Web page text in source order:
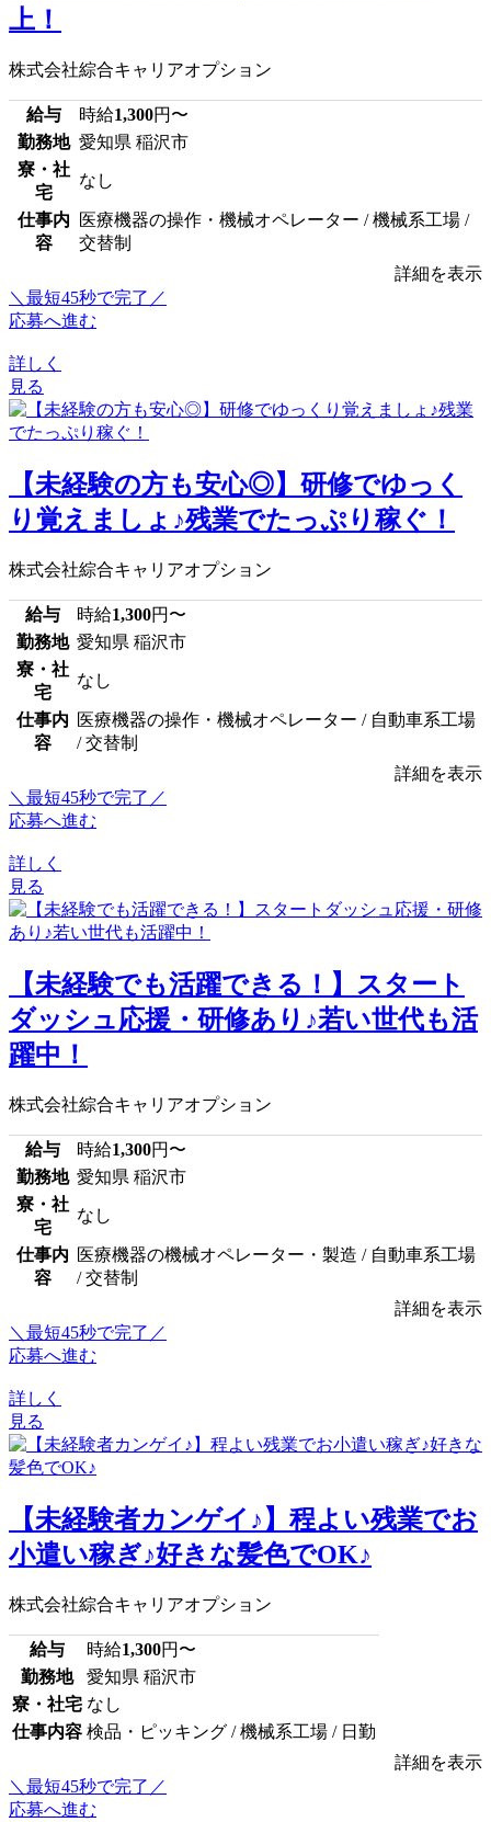
上！
株式会社綜合キャリアオプション
給与 時給1,300円〜
勤務地 愛知県 稲沢市
寮・社
宅
なし
仕事内
容
医療機器の操作・機械オペレーター / 機械系工場 /
交替制
詳細を表示
＼最短45秒で完了／
応募へ進む
詳しく
見る
【未経験の方も安心◎】研修でゆっく
り覚えましょ♪残業でたっぷり稼ぐ！
株式会社綜合キャリアオプション
給与 時給1,300円〜
勤務地 愛知県 稲沢市
寮・社
宅
なし
仕事内
容
医療機器の操作・機械オペレーター / 自動車系工場
/ 交替制
詳細を表示
＼最短45秒で完了／
応募へ進む
詳しく
見る
【未経験でも活躍できる！】スタート
ダッシュ応援・研修あり♪若い世代も活
躍中！
株式会社綜合キャリアオプション
給与 時給1,300円〜
勤務地 愛知県 稲沢市
寮・社
宅
なし
仕事内
容
医療機器の機械オペレーター・製造 / 自動車系工場
/ 交替制
詳細を表示
＼最短45秒で完了／
応募へ進む
詳しく
見る
【未経験者カンゲイ♪】程よい残業でお
小遣い稼ぎ♪好きな髪色でOK♪
株式会社綜合キャリアオプション
給与 時給1,300円〜
勤務地
愛知県 稲沢市
寮・社宅 なし
仕事内容 検品・ピッキング / 機械系工場 / 日勤
詳細を表示
＼最短45秒で完了／
応募へ進む